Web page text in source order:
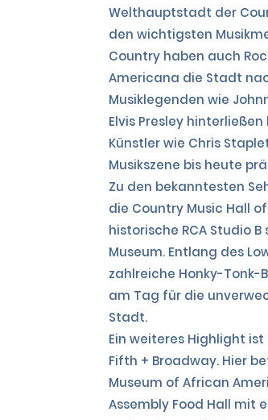
Welthauptstadt der
den wichtigsten
Country haben auch
Americana die Stadt
Musiklegenden wie
Elvis Presley
Künstler wie Chris
Musikszene bis heute
Zu den bekanntesten
die Country Music Hall
historische RCA Studio
Museum. Entlang des
zahlreiche Honky-Tonk-
am Tag für die
Stadt.
Ein weiteres Highlight
Fifth + Broadway. Hier
Museum of African
Assembly Food Hall mit